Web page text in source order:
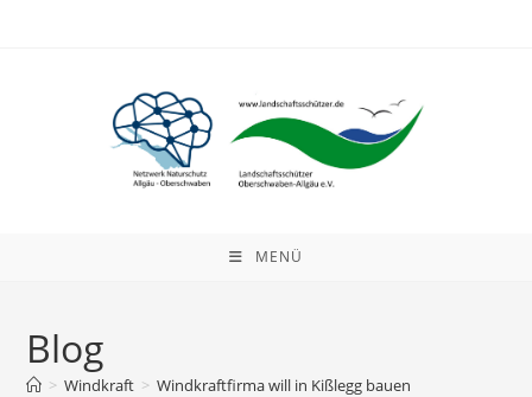
MENÜ
Blog
> Windkraft > Windkraftfirma will in Kißlegg bauen